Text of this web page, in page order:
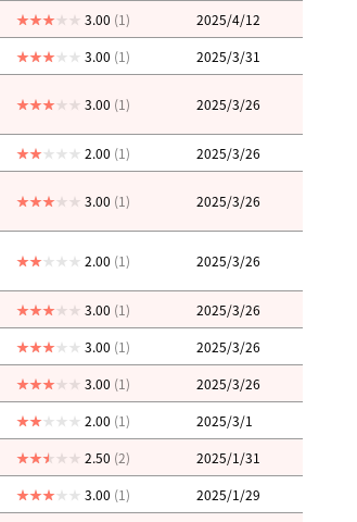
3.00 (1)
2025/4/12
3.00 (1) 2025/3/31
3.00 (1) 2025/3/26
2.00 (1) 2025/3/26
3.00 (1) 2025/3/26
2.00 (1) 2025/3/26
3.00 (1)
2025/3/26
3.00 (1)
2025/3/26
3.00 (1)
2025/3/26
2.00 (1)
2025/3/1
2.50 (2)
2025/1/31
3.00 (1)
2025/1/29